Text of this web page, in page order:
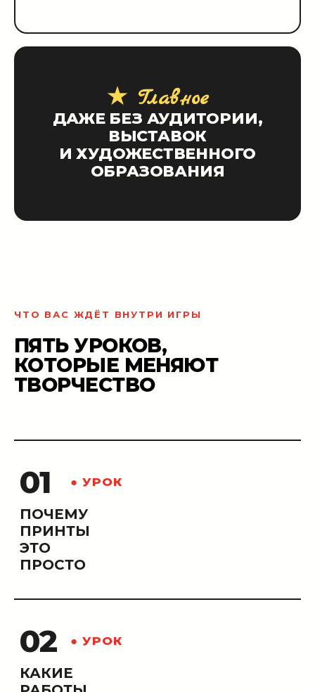
★ Главное
ДАЖЕ БЕЗ АУДИТОРИИ,
ВЫСТАВОК
И ХУДОЖЕСТВЕННОГО
ОБРАЗОВАНИЯ
ЧТО ВАС ЖДЁТ ВНУТРИ ИГРЫ
ПЯТЬ УРОКОВ,
КОТОРЫЕ МЕНЯЮТ
ТВОРЧЕСТВО
01 ● УРОК
ПОЧЕМУ
ПРИНТЫ
ЭТО
ПРОСТО
02 ● УРОК
КАКИЕ